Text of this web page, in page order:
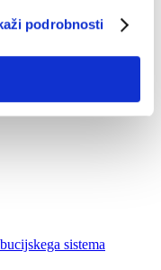
podrobnosti
na vašem
Naročite se lahko
sistema